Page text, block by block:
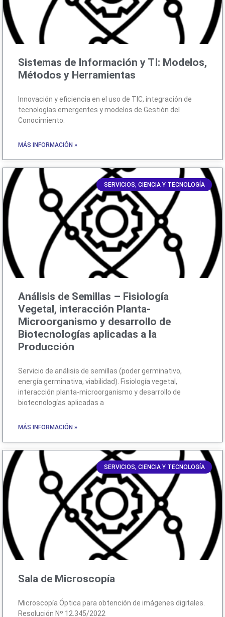
Sistemas de Información y TI: Modelos,
Métodos y Herramientas
Innovación y eficiencia en el uso de TIC, integración de
tecnologías emergentes y modelos de Gestión del
Conocimiento.
MÁS INFORMACIÓN »
SERVICIOS, CIENCIA Y TECNOLOGÍA
Análisis de Semillas – Fisiología
Vegetal, interacción Planta-
Microorganismo y desarrollo de
Biotecnologías aplicadas a la
Producción
Servicio de análisis de semillas (poder germinativo,
energía germinativa, viabilidad). Fisiología vegetal,
interacción planta-microorganismo y desarrollo de
biotecnologías aplicadas a
MÁS INFORMACIÓN »
SERVICIOS, CIENCIA Y TECNOLOGÍA
Sala de Microscopía
Microscopía Óptica para obtención de imágenes digitales.
Resolución Nº 12.345/2022